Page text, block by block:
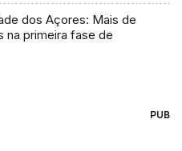
dos Açores: Mais de
na primeira fase de
PUB